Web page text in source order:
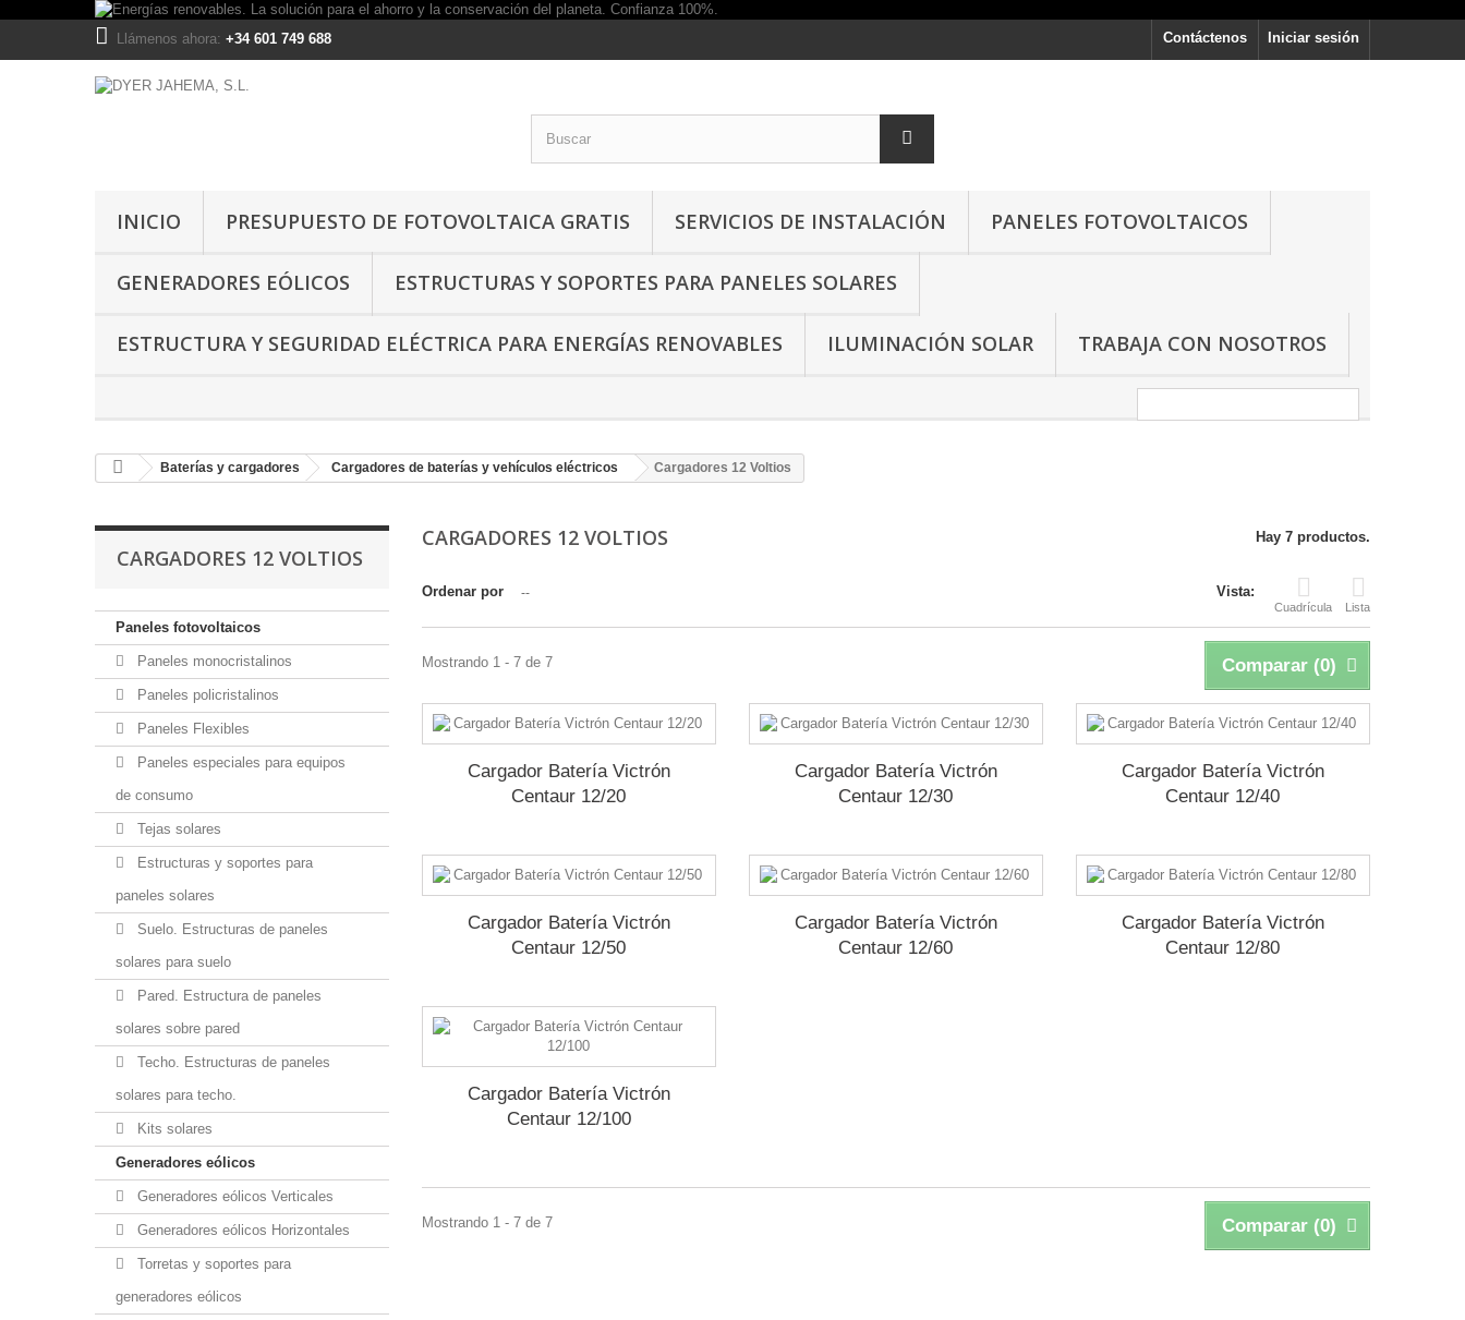
Iniciar sesión
Contáctenos
Llámenos ahora: +34 601 749 688
INICIO PRESUPUESTO DE FOTOVOLTAICA GRATIS SERVICIOS DE INSTALACIÓN PANELES FOTOVOLTAICOS
GENERADORES EÓLICOS ESTRUCTURAS Y SOPORTES PARA PANELES SOLARES
ESTRUCTURA Y SEGURIDAD ELÉCTRICA PARA ENERGÍAS RENOVABLES ILUMINACIÓN SOLAR TRABAJA CON NOSOTROS
Baterías y cargadores Cargadores de baterías y vehículos eléctricos Cargadores 12 Voltios
CARGADORES 12 VOLTIOS
Paneles fotovoltaicos
Paneles monocristalinos
Paneles policristalinos
Paneles Flexibles
Paneles especiales para equipos
de consumo
Tejas solares
Estructuras y soportes para
paneles solares
Suelo. Estructuras de paneles
solares para suelo
Pared. Estructura de paneles
solares sobre pared
Techo. Estructuras de paneles
solares para techo.
Kits solares
Generadores eólicos
Generadores eólicos Verticales
Generadores eólicos Horizontales
Torretas y soportes para
generadores eólicos
CARGADORES 12 VOLTIOS Hay 7 productos.
Vista:
Cuadrícula Lista
Ordenar por --
Comparar (0)
Mostrando 1 - 7 de 7
Cargador Batería Victrón
Centaur 12/20
Cargador Batería Victrón
Centaur 12/30
Cargador Batería Victrón
Centaur 12/40
Cargador Batería Victrón
Centaur 12/50
Cargador Batería Victrón
Centaur 12/60
Cargador Batería Victrón
Centaur 12/80
Cargador Batería Victrón
Centaur 12/100
Comparar (0)
Mostrando 1 - 7 de 7